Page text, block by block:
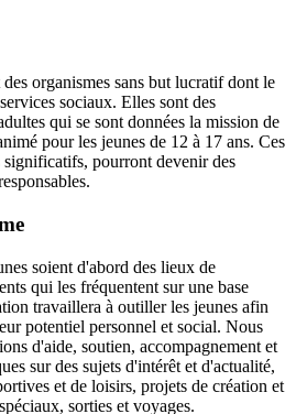
organismes sans but lucratif dont le
sociaux. Elles sont des
qui se sont données la mission de
pour les jeunes de 12 à 17 ans. Ces
significatifs, pourront devenir des
soient d'abord des lieux de
qui les fréquentent sur une base
travaillera à outiller les jeunes afin
potentiel personnel et social. Nous
d'aide, soutien, accompagnement et
sur des sujets d'intérêt et d'actualité,
et de loisirs, projets de création et
sorties et voyages.